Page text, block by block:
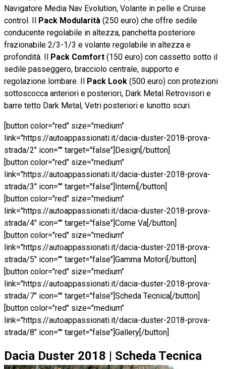
Navigatore Media Nav Evolution, Volante in pelle e Cruise
control. Il Pack Modularità (250 euro) che offre sedile
conducente regolabile in altezza, panchetta posteriore
frazionabile 2/3-1/3 e volante regolabile in altezza e
profondità. Il Pack Comfort (150 euro) con cassetto sotto il
sedile passeggero, bracciolo centrale, supporto e
regolazione lombare. Il Pack Look (500 euro) con protezioni
sottoscocca anteriori e posteriori, Dark Metal Retrovisori e
barre tetto Dark Metal, Vetri posteriori e lunotto scuri.
[button color="red" size="medium"
link="https://autoappassionati.it/dacia-duster-2018-prova-
strada/2" icon="" target="false"]Design[/button]
[button color="red" size="medium"
link="https://autoappassionati.it/dacia-duster-2018-prova-
strada/3" icon="" target="false"]Interni[/button]
[button color="red" size="medium"
link="https://autoappassionati.it/dacia-duster-2018-prova-
strada/4" icon="" target="false"]Come Va[/button]
[button color="red" size="medium"
link="https://autoappassionati.it/dacia-duster-2018-prova-
strada/5" icon="" target="false"]Gamma Motori[/button]
[button color="red" size="medium"
link="https://autoappassionati.it/dacia-duster-2018-prova-
strada/7" icon="" target="false"]Scheda Tecnica[/button]
[button color="red" size="medium"
link="https://autoappassionati.it/dacia-duster-2018-prova-
strada/8" icon="" target="false"]Gallery[/button]
Dacia Duster 2018 | Scheda Tecnica